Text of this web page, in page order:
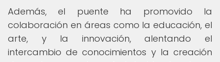
Además, el puente ha promovido la
colaboración en áreas como la educación, el
arte, y la innovación, alentando el
intercambio de conocimientos y la creación